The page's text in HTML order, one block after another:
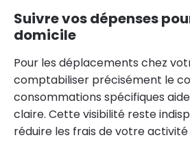
Suivre vos dépenses
domicile
Pour les déplacements chez
comptabiliser précisément le
consommations spécifiques
claire. Cette visibilité reste
réduire les frais de votre